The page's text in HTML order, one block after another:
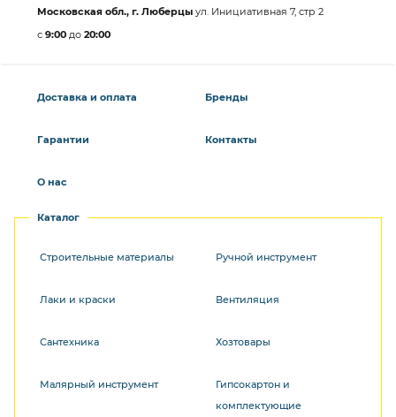
Московская обл., г. Люберцы ул. Инициативная 7, стр 2
с 9:00 до 20:00
Доставка и оплата
Гарантии
О нас
Бренды
Контакты
Каталог
Строительные материалы
Лаки и краски
Сантехника
Малярный инструмент
Ручной инструмент
Вентиляция
Хозтовары
Гипсокартон и
комплектующие